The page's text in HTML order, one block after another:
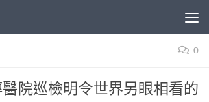
0
院巡檢明令世界另眼相看的